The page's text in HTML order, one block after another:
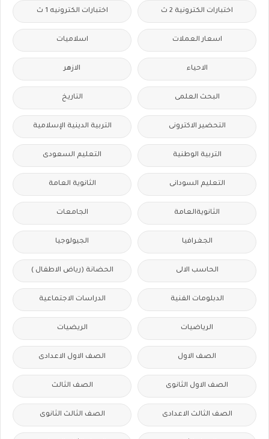
اختبارات الكترونية 2 ث اختبارات الكترونيه 1 ث
اسعار العملات اسلاميات
الاحياء الازهر
البحث العلمى التاريخ
التحضير الاكترونى التربية الدينية الإسلامية
التربية الوطنية التعليم السعودى
التعليم السودانى الثانوية العامة
الثانويةالعامة الجامعات
الجغرافيا الجيولوجيا
الحاسب الالى الحضانة (رياض الاطفال )
الدبلومات الفنية الدراسات الاجتماعية
الرياضيات الريضيات
الصف الاول الصف الاول الاعدادى
الصف الاول الثانوى الصف الثالث
الصف الثالث الاعدادى الصف الثالث الثانوى